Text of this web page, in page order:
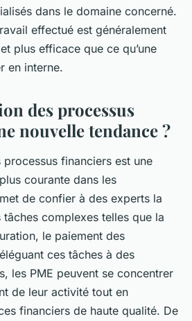
dans le domaine concerné.
effectué est généralement
plus efficace que ce qu’une
en interne.
des processus
nouvelle tendance ?
processus financiers est une
courante dans les
de confier à des experts la
complexes telles que la
le paiement des
ces tâches à des
les PME peuvent se concentrer
de leur activité tout en
financiers de haute qualité. De